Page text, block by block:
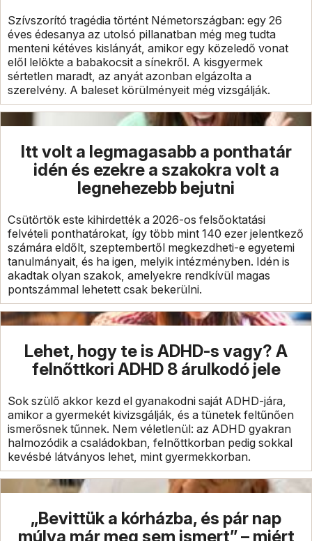
Szívszorító tragédia történt Németországban: egy 26
éves édesanya az utolsó pillanatban még meg tudta
menteni kétéves kislányát, amikor egy közeledő vonat
elől lelökte a babakocsit a sínekről. A kisgyermek
sértetlen maradt, az anyát azonban elgázolta a
szerelvény. A baleset körülményeit még vizsgálják.
Itt volt a legmagasabb a ponthatár
idén és ezekre a szakokra volt a
legnehezebb bejutni
Csütörtök este kihirdették a 2026-os felsőoktatási
felvételi ponthatárokat, így több mint 140 ezer jelentkező
számára eldőlt, szeptembertől megkezdheti-e egyetemi
tanulmányait, és ha igen, melyik intézményben. Idén is
akadtak olyan szakok, amelyekre rendkívül magas
pontszámmal lehetett csak bekerülni.
Lehet, hogy te is ADHD-s vagy? A
felnőttkori ADHD 8 árulkodó jele
Sok szülő akkor kezd el gyanakodni saját ADHD-jára,
amikor a gyermekét kivizsgálják, és a tünetek feltűnően
ismerősnek tűnnek. Nem véletlenül: az ADHD gyakran
halmozódik a családokban, felnőttkorban pedig sokkal
kevésbé látványos lehet, mint gyermekkorban.
„Bevittük a kórházba, és pár nap
múlva már meg sem ismert” – miért